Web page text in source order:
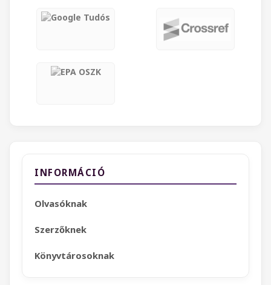
INFORMÁCIÓ
Olvasóknak
Szerzőknek
Könyvtárosoknak